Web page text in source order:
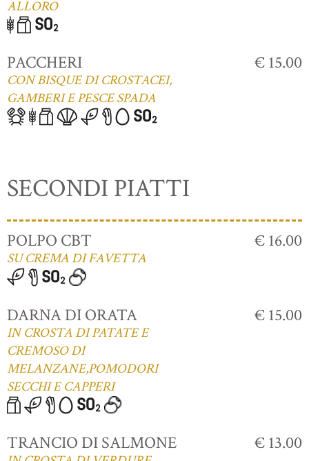
ALLORO
PACCHERI
CON BISQUE DI CROSTACEI,
GAMBERI E PESCE SPADA
€ 15.00
SECONDI PIATTI
POLPO CBT
SU CREMA DI FAVETTA
€ 16.00
DARNA DI ORATA
IN CROSTA DI PATATE E
CREMOSO DI
MELANZANE,POMODORI
SECCHI E CAPPERI
€ 15.00
TRANCIO DI SALMONE € 13.00